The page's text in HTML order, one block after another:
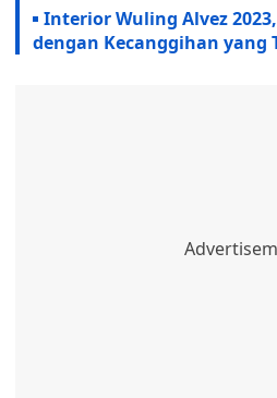
Interior Wuling Alvez
dengan Kecanggihan yang